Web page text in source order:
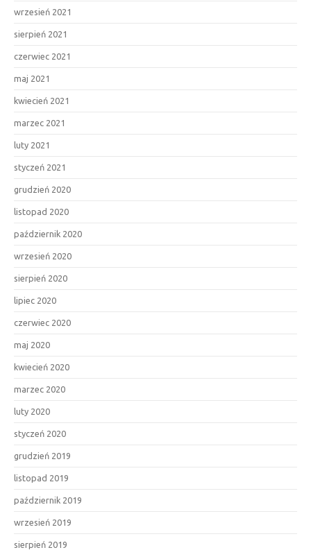
wrzesień 2021
sierpień 2021
czerwiec 2021
maj 2021
kwiecień 2021
marzec 2021
luty 2021
styczeń 2021
grudzień 2020
listopad 2020
październik 2020
wrzesień 2020
sierpień 2020
lipiec 2020
czerwiec 2020
maj 2020
kwiecień 2020
marzec 2020
luty 2020
styczeń 2020
grudzień 2019
listopad 2019
październik 2019
wrzesień 2019
sierpień 2019